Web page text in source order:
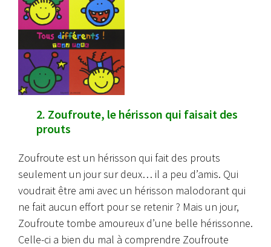
2. Zoufroute, le hérisson qui faisait des
prouts
Zoufroute est un hérisson qui fait des prouts
seulement un jour sur deux… il a peu d’amis. Qui
voudrait être ami avec un hérisson malodorant qui
ne fait aucun effort pour se retenir ? Mais un jour,
Zoufroute tombe amoureux d’une belle hérissonne.
Celle-ci a bien du mal à comprendre Zoufroute